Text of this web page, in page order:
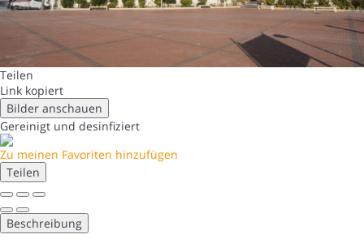
Teilen
Link kopiert
Bilder anschauen
Gereinigt und desinfiziert
Zu meinen Favoriten hinzufügen
Teilen
Beschreibung